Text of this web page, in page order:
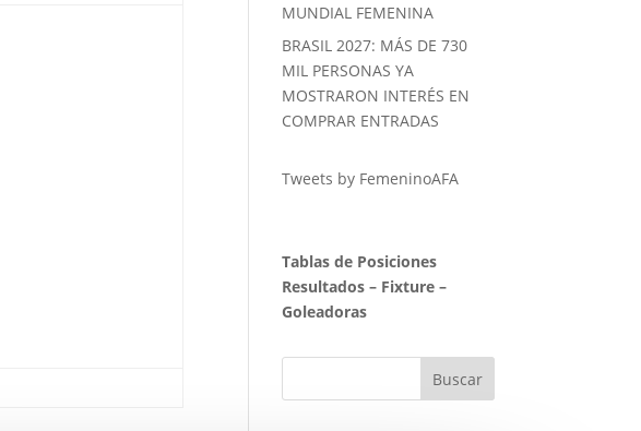
MUNDIAL FEMENINA
BRASIL 2027: MÁS DE 730
MIL PERSONAS YA
MOSTRARON INTERÉS EN
COMPRAR ENTRADAS
Tweets by FemeninoAFA
Tablas de Posiciones
Resultados – Fixture –
Goleadoras